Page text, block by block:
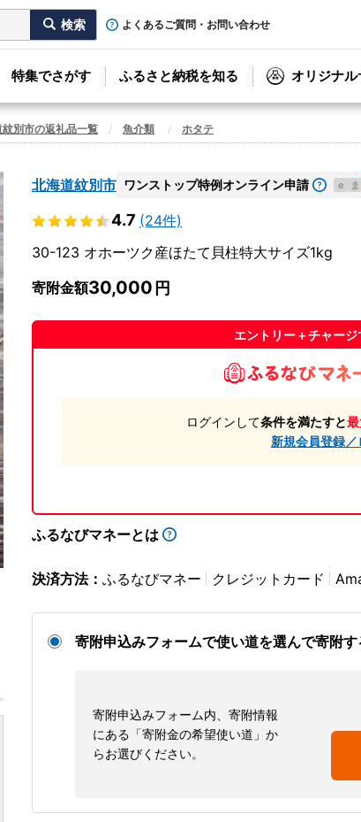
よくあるご質問・お問い合わせ
特集でさがす ふるさと納税を知る オリジナル
紋別市の返礼品一覧 魚介類 ホタテ
北海道紋別市 ワンストップ特例オンライン申請 e ま
4.7 (24件)
30-123 オホーツク産ほたて貝柱特大サイズ1kg
寄附金額30,000
エントリー＋チャージ
ログインして条件を満たすと
新規会員登録
ふるなびマネーとは
決済方法： ふるなびマネー クレジットカード
寄附申込みフォームで使い道を選んで寄附す
寄附申込みフォーム内、寄附情報
にある「寄附金の希望使い道」か
らお選びください。